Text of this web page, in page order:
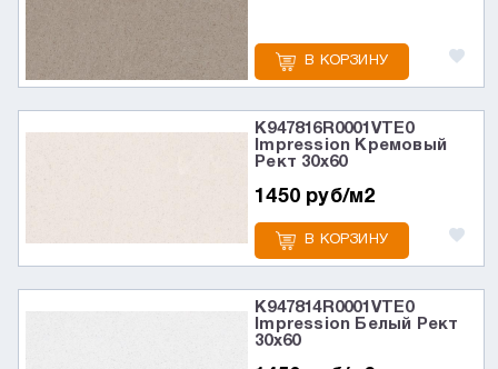
В КОРЗИНУ
K947816R0001VTE0
Impression Кремовый
Рект 30x60
1450 руб/м2
В КОРЗИНУ
K947814R0001VTE0
Impression Белый Рект
30x60